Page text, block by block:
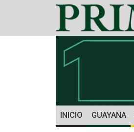
INICIO GUAYANA